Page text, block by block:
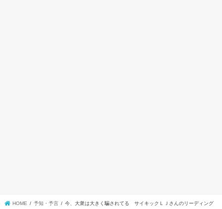
HOME 予知・予言 今、大衆は大きく騙されてる サイキックＬＪさんのリーディング